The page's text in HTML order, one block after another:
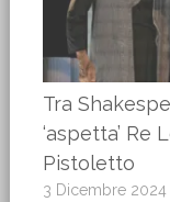
Tra
‘aspetta’
Pistoletto
3 Dicembre 2024